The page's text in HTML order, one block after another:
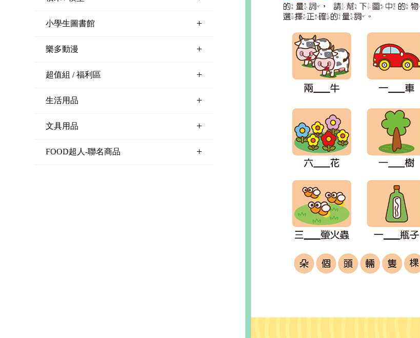
小學生圖書館 +
樂多動漫 +
超值組 / 福利區 +
生活用品 +
文具用品 +
FOOD超人-聯名商品 +